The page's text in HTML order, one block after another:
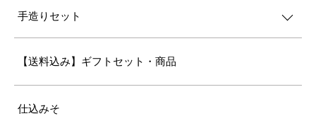
手造りセット
【送料込み】ギフトセット・商品
仕込みそ